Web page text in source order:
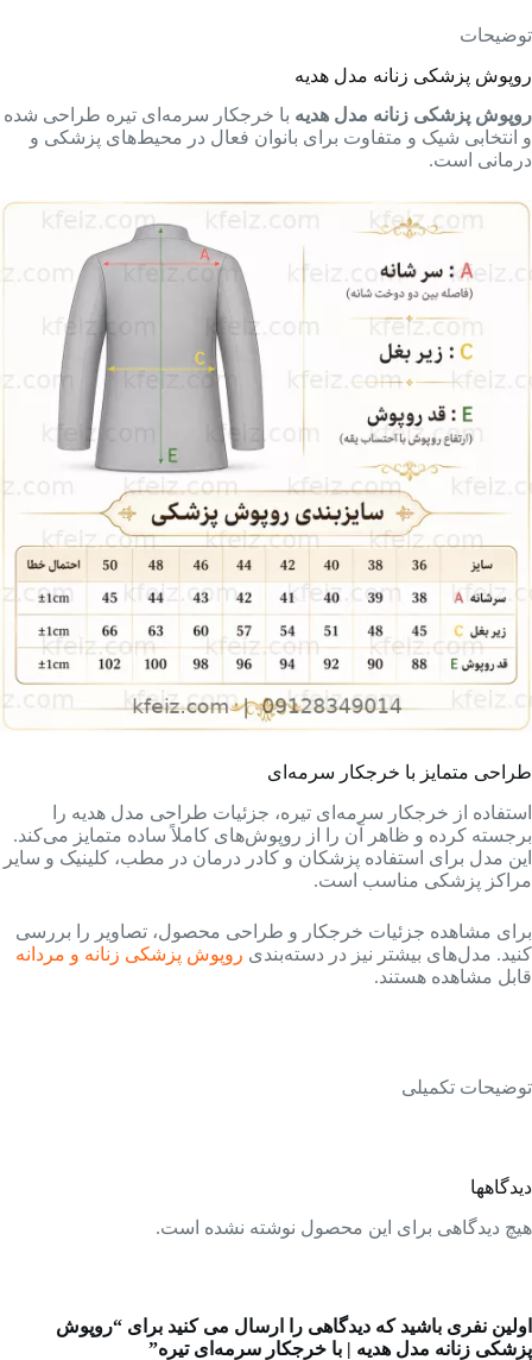
توضیحات
روپوش پزشکی زنانه مدل هدیه
روپوش پزشکی زنانه مدل هدیه با خرجکار سرمه‌ای تیره طراحی شده
و انتخابی شیک و متفاوت برای بانوان فعال در محیط‌های پزشکی و
درمانی است.
طراحی متمایز با خرجکار سرمه‌ای
استفاده از خرجکار سرمه‌ای تیره، جزئیات طراحی مدل هدیه را
برجسته کرده و ظاهر آن را از روپوش‌های کاملاً ساده متمایز می‌کند.
این مدل برای استفاده پزشکان و کادر درمان در مطب، کلینیک و سایر
مراکز پزشکی مناسب است.
برای مشاهده جزئیات خرجکار و طراحی محصول، تصاویر را بررسی
کنید. مدل‌های بیشتر نیز در دسته‌بندی روپوش پزشکی زنانه و مردانه
قابل مشاهده هستند.
توضیحات تکمیلی
دیدگاهها
هیچ دیدگاهی برای این محصول نوشته نشده است.
اولین نفری باشید که دیدگاهی را ارسال می کنید برای “روپوش
پزشکی زنانه مدل هدیه | با خرجکار سرمه‌ای تیره”